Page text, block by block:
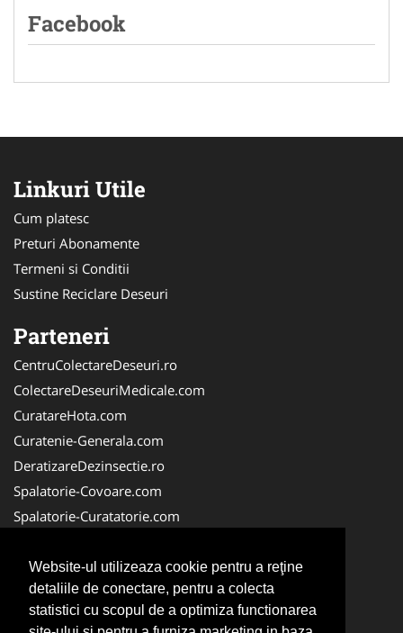
Website-ul utilizeaza cookie pentru a reţine
detaliile de conectare, pentru a colecta
statistici cu scopul de a optimiza functionarea
Facebook
Linkuri Utile
Cum platesc
Preturi Abonamente
Termeni si Conditii
Sustine Reciclare Deseuri
Parteneri
CentruColectareDeseuri.ro
ColectareDeseuriMedicale.com
CuratareHota.com
Curatenie-Generala.com
DeratizareDezinsectie.ro
Spalatorie-Covoare.com
Spalatorie-Curatatorie.com
FirmaDeratizare.ro
Service-Reparatii.com
Servicii-DDD.com